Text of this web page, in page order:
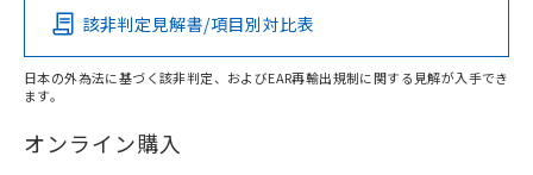
O
在庫等で未対応品が混在する可能性があります。
該非判定見解書/項目別対比表
日本の外為法に基づく該非判定、およびEAR再輸出規制に関する見解が入手でき
ます。
オンライン購入